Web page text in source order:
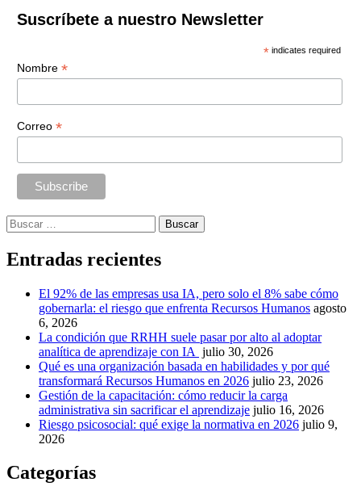
Suscríbete a nuestro Newsletter
* indicates required
Nombre *
Correo *
Buscar:
Entradas recientes
El 92% de las empresas usa IA, pero solo el 8% sabe cómo
gobernarla: el riesgo que enfrenta Recursos Humanos agosto
6, 2026
La condición que RRHH suele pasar por alto al adoptar
analítica de aprendizaje con IA julio 30, 2026
Qué es una organización basada en habilidades y por qué
transformará Recursos Humanos en 2026 julio 23, 2026
Gestión de la capacitación: cómo reducir la carga
administrativa sin sacrificar el aprendizaje julio 16, 2026
Riesgo psicosocial: qué exige la normativa en 2026 julio 9,
2026
Categorías